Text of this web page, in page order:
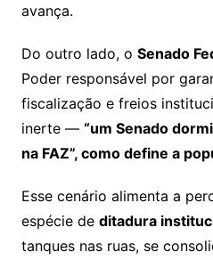
avança.
Do outro lado, o Senado
Poder responsável por
fiscalização e freios
inerte — “um Senado
na FAZ”, como define a
Esse cenário alimenta a
espécie de ditadura
tanques nas ruas, se